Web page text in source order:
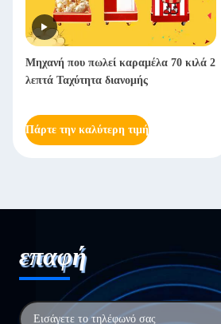
Μηχανή που πωλεί καραμέλα 70 κιλά 2
λεπτά Ταχύτητα διανομής
Πάρτε την καλύτερη τιμή
επαφή